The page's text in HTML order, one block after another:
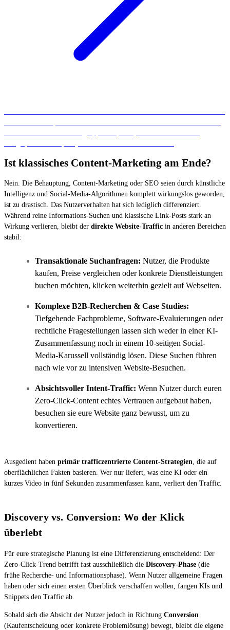
Ist klassisches Content-Marketing am Ende?
Nein. Die Behauptung, Content-Marketing oder SEO seien durch künstliche
Intelligenz und Social-Media-Algorithmen komplett wirkungslos geworden,
ist zu drastisch. Das Nutzerverhalten hat sich lediglich differenziert.
Während reine Informations-Suchen und klassische Link-Posts stark an
Wirkung verlieren, bleibt der direkte Website-Traffic in anderen Bereichen
stabil:
Transaktionale Suchanfragen: Nutzer, die Produkte
kaufen, Preise vergleichen oder konkrete Dienstleistungen
buchen möchten, klicken weiterhin gezielt auf Webseiten.
Komplexe B2B-Recherchen & Case Studies:
Tiefgehende Fachprobleme, Software-Evaluierungen oder
rechtliche Fragestellungen lassen sich weder in einer KI-
Zusammenfassung noch in einem 10-seitigen Social-
Media-Karussell vollständig lösen. Diese Suchen führen
nach wie vor zu intensiven Website-Besuchen.
Absichtsvoller Intent-Traffic: Wenn Nutzer durch euren
Zero-Click-Content echtes Vertrauen aufgebaut haben,
besuchen sie eure Website ganz bewusst, um zu
konvertieren.
Ausgedient haben primär trafficzentrierte Content-Strategien , die auf
oberflächlichen Fakten basieren. Wer nur liefert, was eine KI oder ein
kurzes Video in fünf Sekunden zusammenfassen kann, verliert den Traffic.
Discovery vs. Conversion: Wo der Klick
überlebt
Für eure strategische Planung ist eine Differenzierung entscheidend: Der
Zero-Click-Trend betrifft fast ausschließlich die Discovery-Phase (die
frühe Recherche- und Informationsphase). Wenn Nutzer allgemeine Fragen
haben oder sich einen ersten Überblick verschaffen wollen, fangen KIs und
Snippets den Traffic ab.
Sobald sich die Absicht der Nutzer jedoch in Richtung Conversion
(Kaufentscheidung oder konkrete Problemlösung) bewegt, bleibt die eigene